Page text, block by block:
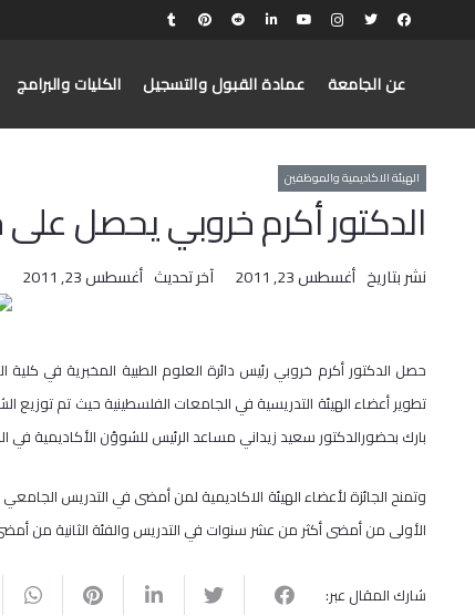
عن الجامعة عمادة القبول والتسجيل الكليات والبرامج
الهيئة الاكاديمية والموظفين
الدكتور أكرم خروبي يحصل على
نشر بتاريخ أغسطس 23, 2011 آخر تحديث أغسطس 23, 2011
حصل الدكتور أكرم خروبي رئيس دائرة العلوم الطبية المخبرية في
تطوير أعضاء الهيئة التدريسية في الجامعات الفلسطينية حيث تم توزيع
بارك بحضورالدكتور سعيد زيداني مساعد الرئيس للشوؤن الأكاديمية في
وتمنح الجائزة لأعضاء الهيئة الاكاديمية لمن أمضى في التدريس
الأولى من أمضى أكثر من عشر سنوات في التدريس والفئة الثانية من أمضى 3-10
شارك المقال عبر: